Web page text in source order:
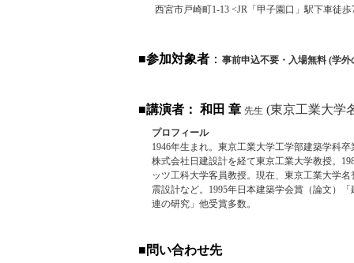
西宮市戸崎町1-13 <JR「甲子園口」駅下車徒
■参加対象者 ： 事前申込不要・入場無料 (学
■講演者 ： 和田 章 先生 (東京工業大学
プロフィール
1946年生まれ。東京工業大学工学部建築学科
株式会社日建設計を経て東京工業大学教授。
ッツ工科大学客員教授。現在、東京工業大学
震設計など。1995年日本建築学会賞（論文）
連の研究」他受賞多数。
■問い合わせ先